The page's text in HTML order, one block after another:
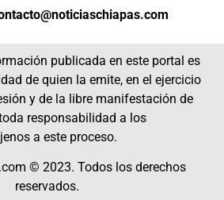
publicada en este portal es
de quien la emite, en el ejercicio
y de la libre manifestación de
responsabilidad a los
a este proceso.
© 2023. Todos los derechos
reservados.